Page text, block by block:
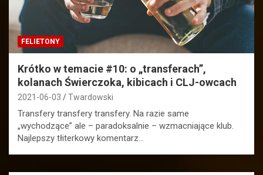
FELIETONY
Krótko w temacie #10: o „transferach”,
kolanach Świerczoka, kibicach i CLJ-owcach
2021-06-03 Twardowski
Transfery transfery transfery. Na razie same
„wychodzące” ale – paradoksalnie – wzmacniające klub.
Najlepszy tłiterkowy komentarz…